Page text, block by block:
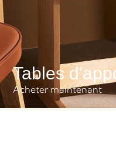
Tables
Acheter maintenant